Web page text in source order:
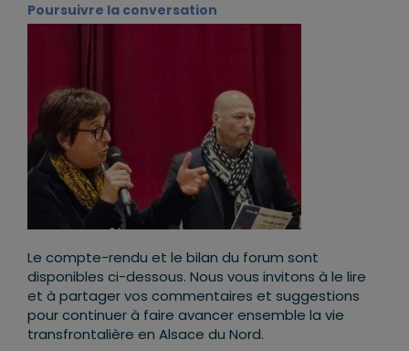
Poursuivre la conversation
Le compte-rendu et le bilan du forum sont
disponibles ci-dessous. Nous vous invitons à le lire
et à partager vos commentaires et suggestions
pour continuer à faire avancer ensemble la vie
transfrontalière en Alsace du Nord.